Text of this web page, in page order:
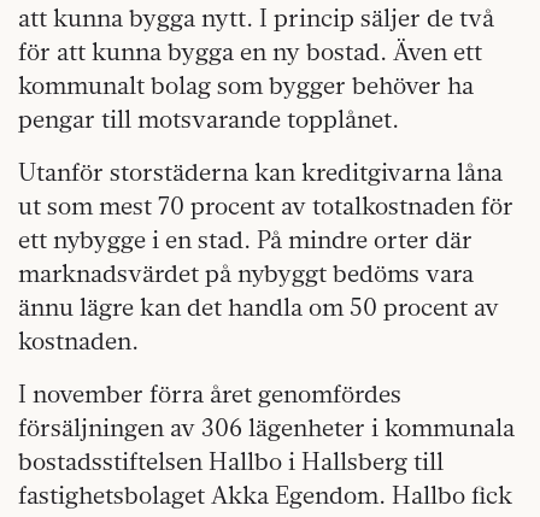
att kunna bygga nytt. I princip säljer de två
för att kunna bygga en ny bostad. Även ett
kommunalt bolag som bygger behöver ha
pengar till motsvarande topplånet.
Utanför storstäderna kan kreditgivarna låna
ut som mest 70 procent av totalkostnaden för
ett nybygge i en stad. På mindre orter där
marknadsvärdet på nybyggt bedöms vara
ännu lägre kan det handla om 50 procent av
kostnaden.
I november förra året genomfördes
försäljningen av 306 lägenheter i kommunala
bostadsstiftelsen Hallbo i Hallsberg till
fastighetsbolaget Akka Egendom. Hallbo fick